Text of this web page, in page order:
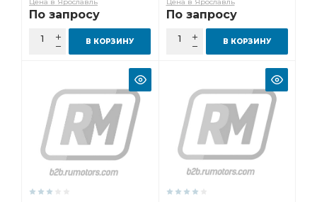
По запросу
В КОРЗИНУ
По запросу
В КОРЗИНУ